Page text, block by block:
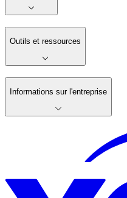
Outils et ressources
Informations sur l'entreprise